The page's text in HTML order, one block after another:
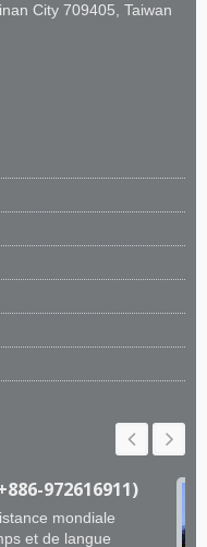
City 709405, Taiwan
972616911)
mondiale
et de langue